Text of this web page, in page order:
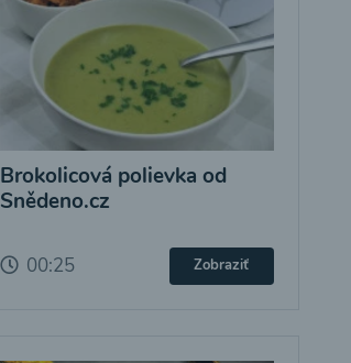
Brokolicová polievka od
Snědeno.cz
00:25 Zobraziť